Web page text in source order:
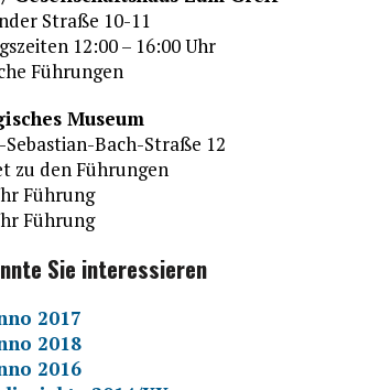
Straße 10-11
12:00 – 16:00 Uhr
Führungen
Museum
Sebastian-Bach-Straße 12
zu den Führungen
Führung
Führung
Sie interessieren
2017
2018
2016